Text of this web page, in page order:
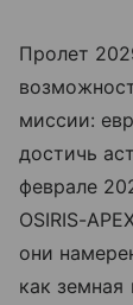
Пролет
миссии:
достичь
феврале
OSIRIS-
они
как земная